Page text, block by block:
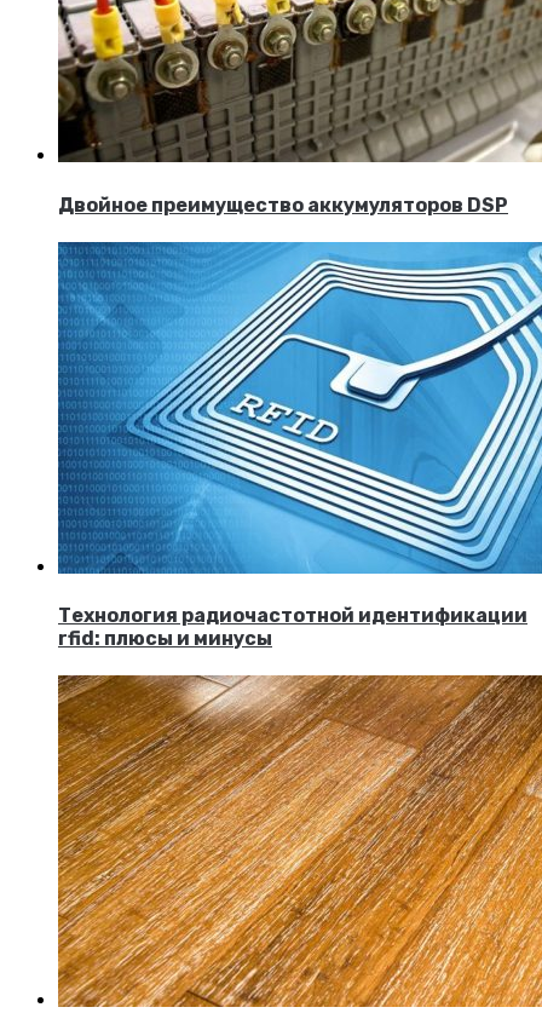
Двойное преимущество аккумуляторов DSP
Технология радиочастотной идентификации
rfid: плюсы и минусы